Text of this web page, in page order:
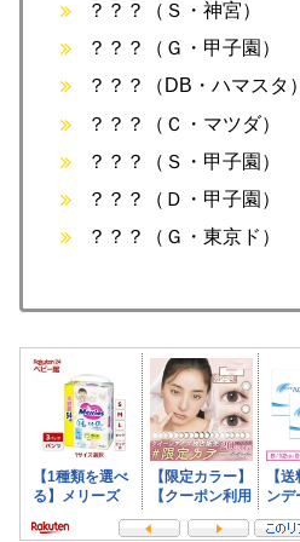
？？？（Ｓ・神宮）
？？？（Ｇ・甲子園）
？？？（DB・ハマスタ）
？？？（Ｃ・マツダ）
？？？（Ｓ・甲子園）
？？？（Ｄ・甲子園）
？？？（Ｇ・東京ド）